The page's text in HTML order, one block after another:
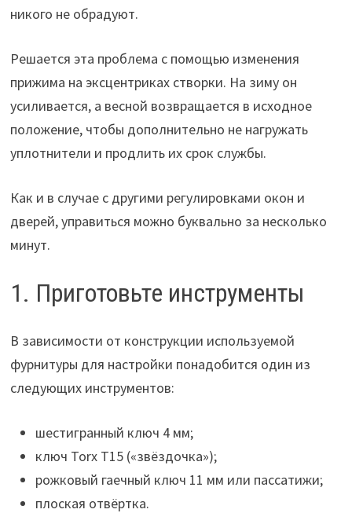
никого не обрадуют.
Решается эта проблема с помощью изменения
прижима на эксцентриках створки. На зиму он
усиливается, а весной возвращается в исходное
положение, чтобы дополнительно не нагружать
уплотнители и продлить их срок службы.
Как и в случае с другими регулировками окон и
дверей, управиться можно буквально за несколько
минут.
1. Приготовьте инструменты
В зависимости от конструкции используемой
фурнитуры для настройки понадобится один из
следующих инструментов:
шестигранный ключ 4 мм;
ключ Torx T15 («звёздочка»);
рожковый гаечный ключ 11 мм или пассатижи;
плоская отвёртка.